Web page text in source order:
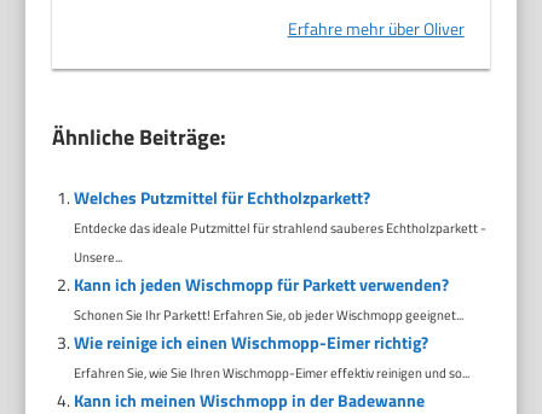
Erfahre mehr über Oliver
Ähnliche Beiträge:
Welches Putzmittel für Echtholzparkett?
Entdecke das ideale Putzmittel für strahlend sauberes Echtholzparkett -
Unsere...
Kann ich jeden Wischmopp für Parkett verwenden?
Schonen Sie Ihr Parkett! Erfahren Sie, ob jeder Wischmopp geeignet...
Wie reinige ich einen Wischmopp-Eimer richtig?
Erfahren Sie, wie Sie Ihren Wischmopp-Eimer effektiv reinigen und so...
Kann ich meinen Wischmopp in der Badewanne